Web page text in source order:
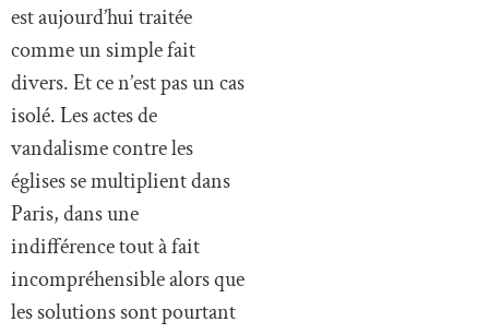
est aujourd’hui traitée
comme un simple fait
divers. Et ce n’est pas un cas
isolé. Les actes de
vandalisme contre les
églises se multiplient dans
Paris, dans une
indifférence tout à fait
incompréhensible alors que
les solutions sont pourtant